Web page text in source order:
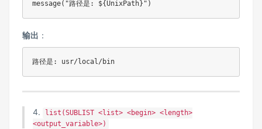
message("路径是: ${UnixPath}")
输出 ：
路径是: usr/local/bin
4.
list(SUBLIST <list> <begin> <length>
<output_variable>)